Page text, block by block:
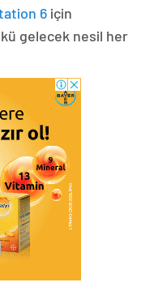
6 için
gelecek nesil her